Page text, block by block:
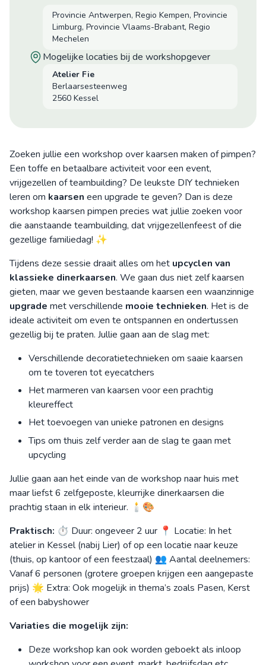
Provincie Antwerpen, Regio Kempen, Provincie
Limburg, Provincie Vlaams-Brabant, Regio
Mechelen
mogelijke locaties bij de workshopgever
Atelier Fie
Berlaarsesteenweg
2560 Kessel
Zoeken jullie een workshop over kaarsen maken of pimpen?
Een toffe en betaalbare activiteit voor een event,
vrijgezellen of teambuilding? De leukste DIY technieken
leren om kaarsen een upgrade te geven? Dan is deze
workshop kaarsen pimpen precies wat jullie zoeken voor
die aanstaande teambuilding, dat vrijgezellenfeest of die
gezellige familiedag! ✨
Tijdens deze sessie draait alles om het upcyclen van
klassieke dinerkaarsen. We gaan dus niet zelf kaarsen
gieten, maar we geven bestaande kaarsen een waanzinnige
upgrade met verschillende mooie technieken. Het is de
ideale activiteit om even te ontspannen en ondertussen
gezellig bij te praten. Jullie gaan aan de slag met:
Verschillende decoratietechnieken om saaie kaarsen
om te toveren tot eyecatchers
Het marmeren van kaarsen voor een prachtig
kleureffect
Het toevoegen van unieke patronen en designs
Tips om thuis zelf verder aan de slag te gaan met
upcycling
Jullie gaan aan het einde van de workshop naar huis met
maar liefst 6 zelfgeposte, kleurrijke dinerkaarsen die
prachtig staan in elk interieur. 🕯️🎨
Praktisch: ⏱ Duur: ongeveer 2 uur 📍 Locatie: In het
atelier in Kessel (nabij Lier) of op een locatie naar keuze
(thuis, op kantoor of een feestzaal) 👥 Aantal deelnemers:
Vanaf 6 personen (grotere groepen krijgen een aangepaste
prijs) 🌟 Extra: Ook mogelijk in thema’s zoals Pasen, Kerst
of een babyshower
Variaties die mogelijk zijn:
Deze workshop kan ook worden geboekt als inloop